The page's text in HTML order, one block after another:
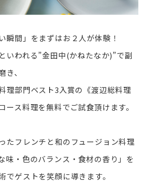
瞬間」をまずはお２人が体験！
いわれる”金田中(かねたなか)”で副
、
理部門ベスト3入賞の《渡辺総料理
ース料理を無料でご試食頂けます。
たフレンチと和のフュージョン料理
味・色のバランス・食材の香り」を
でゲストを笑顔に導きます。